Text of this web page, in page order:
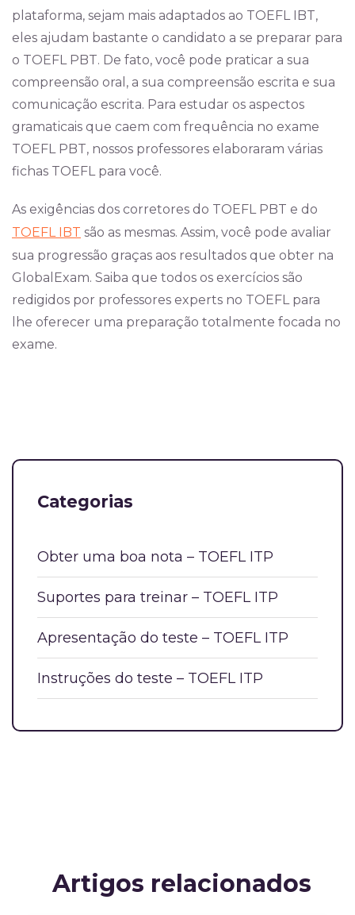
plataforma, sejam mais adaptados ao TOEFL IBT,
eles ajudam bastante o candidato a se preparar para
o TOEFL PBT. De fato, você pode praticar a sua
compreensão oral, a sua compreensão escrita e sua
comunicação escrita. Para estudar os aspectos
gramaticais que caem com frequência no exame
TOEFL PBT, nossos professores elaboraram várias
fichas TOEFL para você.
As exigências dos corretores do TOEFL PBT e do
TOEFL IBT são as mesmas. Assim, você pode avaliar
sua progressão graças aos resultados que obter na
GlobalExam. Saiba que todos os exercícios são
redigidos por professores experts no TOEFL para
lhe oferecer uma preparação totalmente focada no
exame.
Categorias
Obter uma boa nota – TOEFL ITP
Suportes para treinar – TOEFL ITP
Apresentação do teste – TOEFL ITP
Instruções do teste – TOEFL ITP
Artigos relacionados